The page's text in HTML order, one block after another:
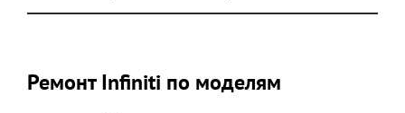
Ремонт Infiniti по моделям